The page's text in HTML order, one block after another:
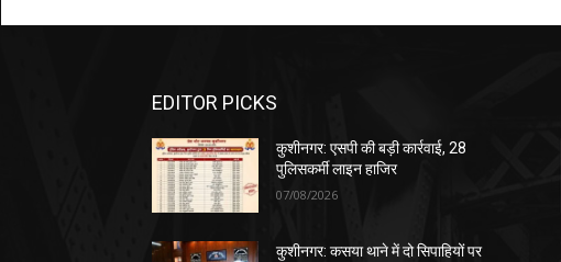
EDITOR PICKS
कुशीनगर: एसपी की बड़ी कार्रवाई, 28
पुलिसकर्मी लाइन हाजिर
07/08/2026
कुशीनगर: कसया थाने में दो सिपाहियों पर